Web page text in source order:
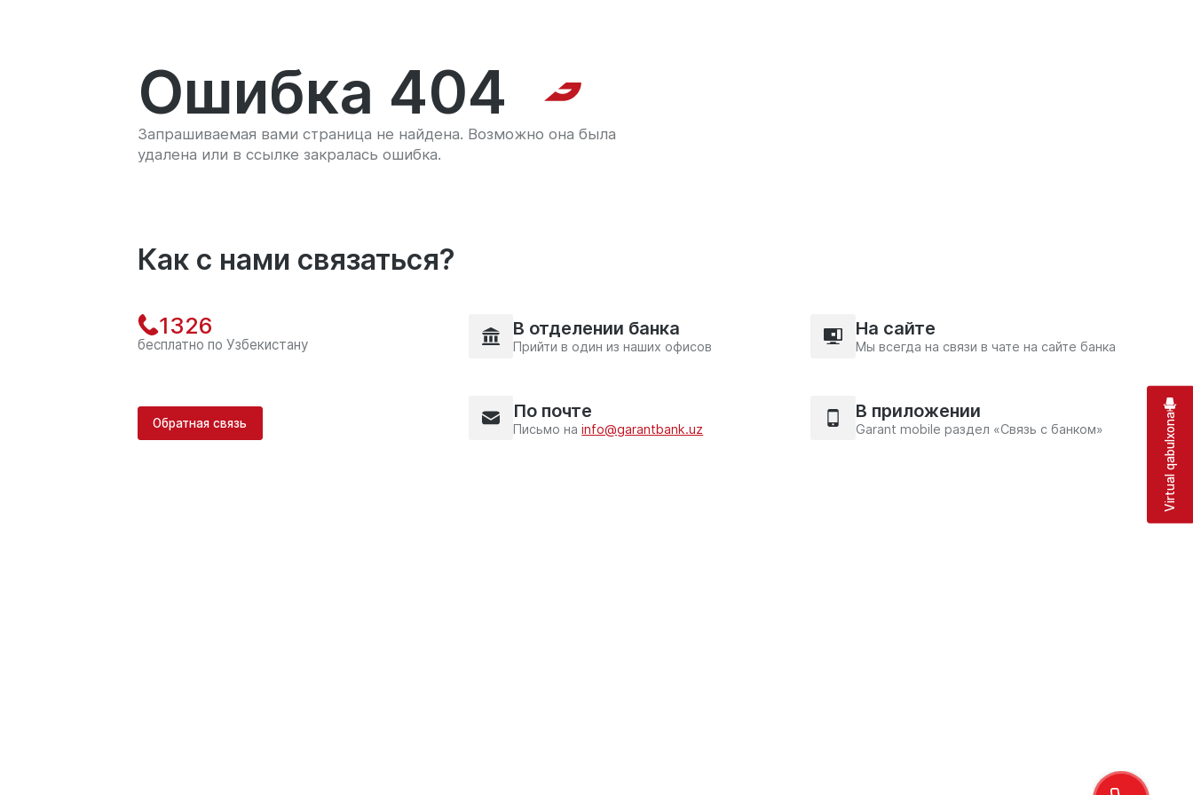
Ошибка 404
Запрашиваемая вами страница не найдена. Возможно она была
удалена или в ссылке закралась ошибка.
Как с нами связаться?
1326
бесплатно по Узбекистану
Обратная связь
В отделении банка
Прийти в один из наших офисов
На сайте
Мы всегда на связи в чате на сайте банка
По почте
Письмо наinfo@garantbank.uz
В приложении
Garant mobile раздел «Связь с банком» Virtual qabulxona